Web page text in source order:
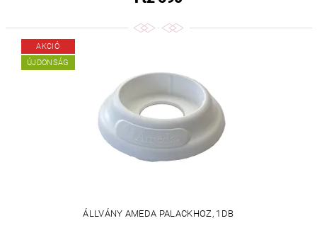
AKCIÓ
ÚJDONSÁG
ÁLLVÁNY AMEDA PALACKHOZ, 1DB